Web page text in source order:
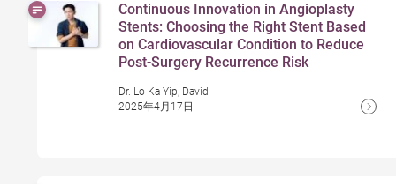
Continuous Innovation in Angioplasty
Stents: Choosing the Right Stent Based
on Cardiovascular Condition to Reduce
Post-Surgery Recurrence Risk
Dr. Lo Ka Yip, David
2025年4月17日